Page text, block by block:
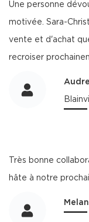
Une personne
motivée. Sara-
vente et d'achat
recroiser
Très bonne
hâte à notre